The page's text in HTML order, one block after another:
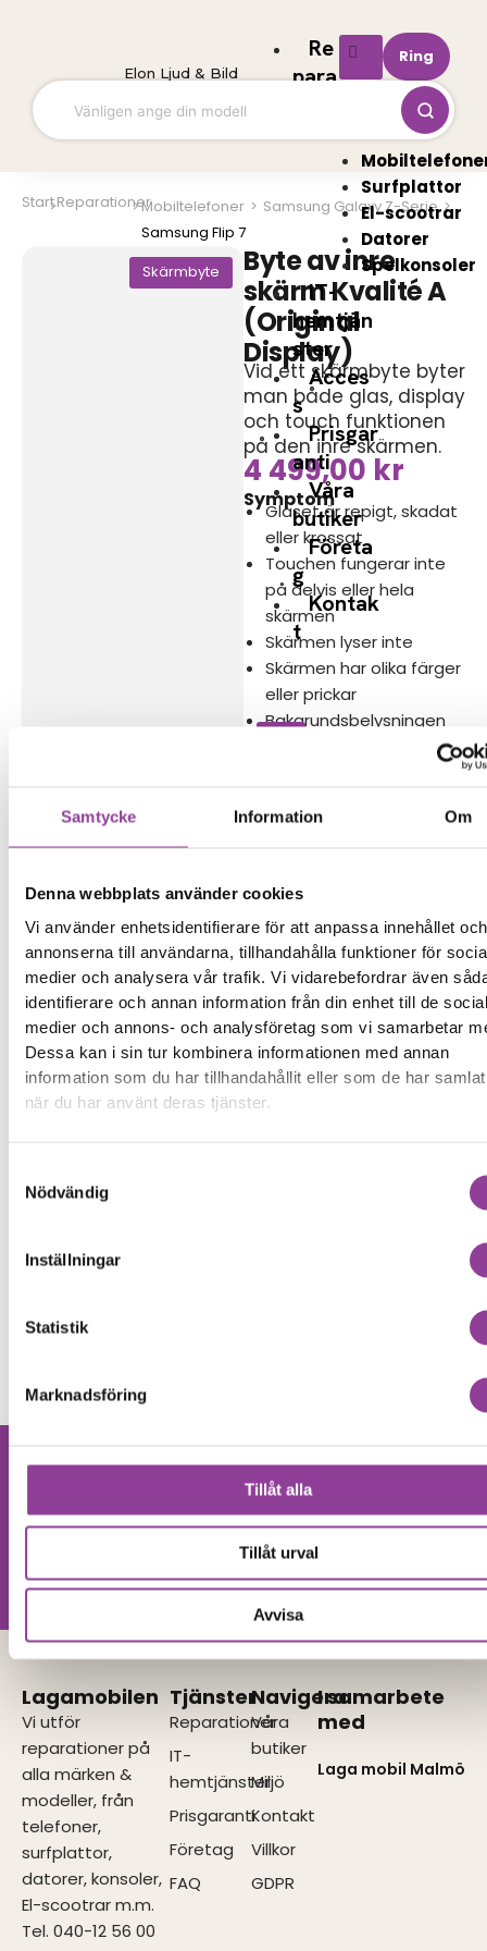
Samtycke Information Om
Denna webbplats använder cookies
Vi använder enhetsidentifierare för att anpassa innehållet och
annonserna till användarna, tillhandahålla funktioner för
medier och analysera vår trafik. Vi vidarebefordrar även
identifierare och annan information från din enhet till de
medier och annons- och analysföretag som vi samarbetar
Dessa kan i sin tur kombinera informationen med annan
information som du har tillhandahållit eller som de har
när du har använt deras tjänster.
Nödvändig
Inställningar
Statistik
Marknadsföring
Tillåt alla
Tillåt urval
Avvisa
Elon Ljud & Bild
Re
para
Surfplattor
El-scootrar
Datorer
Spelkonsoler
IT-
hemtjän
ster
Acces
s
Prisgar
anti
Våra
butiker
Företa
g
Kontak
t
Ring
StartReparationerMobiltelefoner > Samsung Galaxy Z-Serie>
Samsung Flip 7
Skärmbyte
Byte av inre
skärm Kvalité A
(Original
Display)
Vid ett skärmbyte byter
man både glas, display
och touch funktionen
på den inre skärmen.
4 499,00 kr
Symptom
Glaset är repigt, skadat
eller krossat
Touchen fungerar inte
på delvis eller hela
skärmen
Skärmen lyser inte
Skärmen har olika färger
eller prickar
Bakgrundsbelysningen
minuter
Fler reparationer för samma
modell
Data Recovery799,00kr
Vattenskadebehandling499,00kr
Byte av bakre kamera
Byte av laddningskontakt
Byte av yttre skärm Kvalité A (Original Display)
Hittar du inte
din produkt?
Vi utför alla olika reparationer.
Vänligen kontakta oss!
Lagamobilen
Vi utför
reparationer på
alla märken &
modeller, från
telefoner,
surfplattor,
datorer, konsoler,
El-scootrar m.m.
Tel. 040-12 56 00
Tjänster
Reparationer
IT-
hemtjänster
Prisgaranti
Företag
FAQ
Navigera
Våra
butiker
Miljö
Kontakt
Villkor
GDPR
I samarbete
med
Laga mobil Malmö